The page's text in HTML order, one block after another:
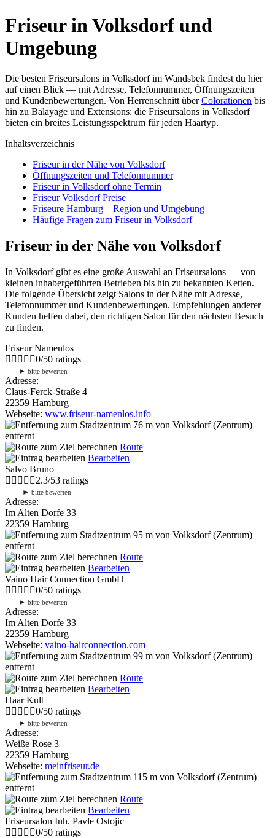
Friseur in Volksdorf und
Umgebung
Die besten Friseursalons in Volksdorf im Wandsbek findest du hier
auf einen Blick — mit Adresse, Telefonnummer, Öffnungszeiten
und Kundenbewertungen. Von Herrenschnitt überColorationen bis
hin zu Balayage und Extensions: die Friseursalons in Volksdorf
bieten ein breites Leistungsspektrum für jeden Haartyp.
Inhaltsverzeichnis
Friseur in der Nähe von Volksdorf
Öffnungszeiten und Telefonnummer
Friseur in Volksdorf ohne Termin
Friseur Volksdorf Preise
Friseure Hamburg – Region und Umgebung
Häufige Fragen zum Friseur in Volksdorf
Friseur in der Nähe von Volksdorf
In Volksdorf gibt es eine große Auswahl an Friseursalons — von
kleinen inhabergeführten Betrieben bis hin zu bekannten Ketten.
Die folgende Übersicht zeigt Salons in der Nähe mit Adresse,
Telefonnummer und Kundenbewertungen. Empfehlungen anderer
Kunden helfen dabei, den richtigen Salon für den nächsten Besuch
zu finden.
Friseur Namenlos
0/50 ratings
► bitte bewerten
Adresse:
Claus-Ferck-Straße 4
22359 Hamburg
Webseite: www.friseur-namenlos.info
76 m von Volksdorf (Zentrum)
entfernt
Route
Bearbeiten
Salvo Bruno
2.3/53 ratings
► bitte bewerten
Adresse:
Im Alten Dorfe 33
22359 Hamburg
95 m von Volksdorf (Zentrum)
entfernt
Route
Bearbeiten
Vaino Hair Connection GmbH
0/50 ratings
► bitte bewerten
Adresse:
Im Alten Dorfe 33
22359 Hamburg
Webseite: vaino-hairconnection.com
99 m von Volksdorf (Zentrum)
entfernt
Route
Bearbeiten
Haar Kult
0/50 ratings
► bitte bewerten
Adresse:
Weiße Rose 3
22359 Hamburg
Webseite: meinfriseur.de
115 m von Volksdorf (Zentrum)
entfernt
Route
Bearbeiten
Friseursalon Inh. Pavle Ostojic
0/50 ratings